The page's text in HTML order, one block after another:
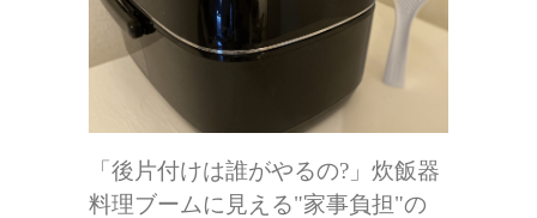
「後片付けは誰がやるの?」炊飯器
料理ブームに見える"家事負担"の